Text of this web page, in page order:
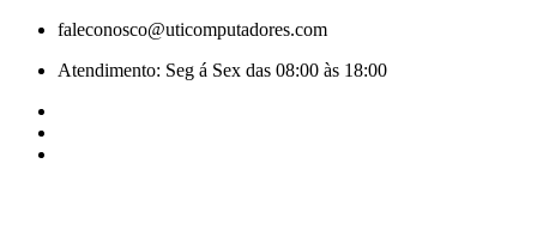
Pular
faleconosco@uticomputadores.com
Atendimento: Seg á Sex das 08:00 às 18:00